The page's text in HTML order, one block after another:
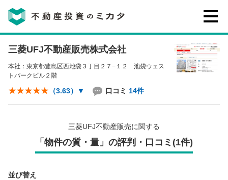
不動産投資のミカタとは
お客様の声
三菱UFJ不動産販売株式会社
本社：東京都豊島区西池袋３丁目２７−１２ 池袋ウェス
トパークビル２階
（3.63） ▼ 口コミ 14件
三菱UFJ不動産販売に関する
「物件の質・量」の評判・口コミ(1件)
並び替え